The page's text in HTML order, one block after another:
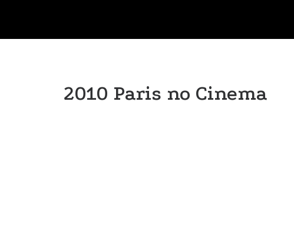
2010 Paris no Cinema